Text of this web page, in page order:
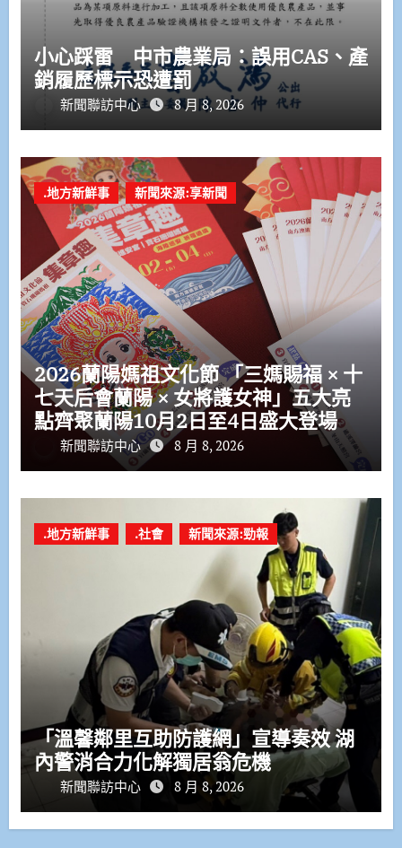
小心踩雷 中市農業局：誤用CAS、產
銷履歷標示恐遭罰
新聞聯訪中心 8 月 8, 2026
.地方新鮮事 新聞來源:享新聞
2026蘭陽媽祖文化節 「三媽賜福 × 十
七天后會蘭陽 × 女將護女神」五大亮
點齊聚蘭陽10月2日至4日盛大登場
新聞聯訪中心 8 月 8, 2026
.地方新鮮事 .社會 新聞來源:勁報
「溫馨鄰里互助防護網」宣導奏效 湖
內警消合力化解獨居翁危機
新聞聯訪中心 8 月 8, 2026